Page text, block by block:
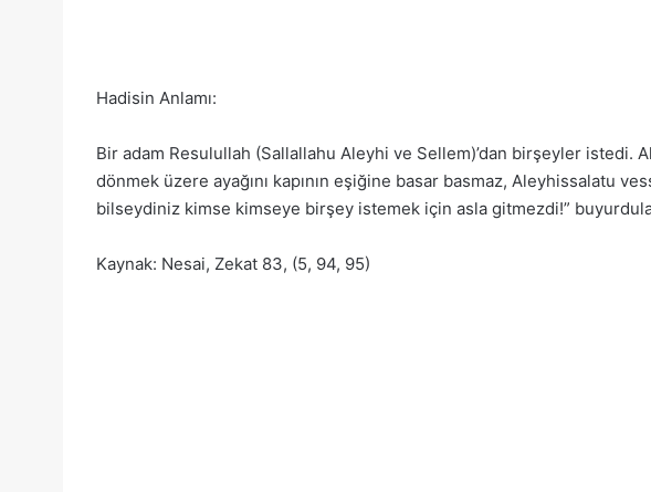
Hadisin Anlamı:
Bir adam Resulullah (Sallallahu Aleyhi ve Sellem)’dan birşeyler istedi.
dönmek üzere ayağını kapının eşiğine basar basmaz, Aleyhissalatu
bilseydiniz kimse kimseye birşey istemek için asla gitmezdi!”
Kaynak: Nesai, Zekat 83, (5, 94, 95)